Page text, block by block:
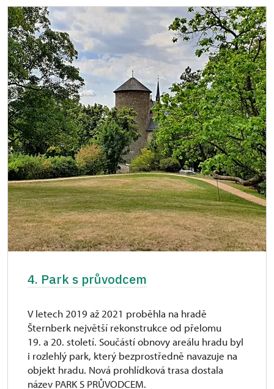
4. Park s průvodcem
V letech 2019 až 2021 proběhla na hradě
Šternberk největší rekonstrukce od přelomu
19. a 20. století. Součástí obnovy areálu hradu byl
i rozlehlý park, který bezprostředně navazuje na
objekt hradu. Nová prohlídková trasa dostala
název PARK S PRŮVODCEM.